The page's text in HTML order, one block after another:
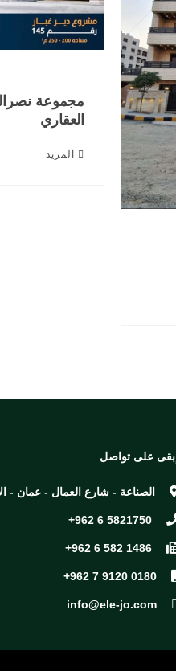
مجموعة
العقاري
إبقى على تواصل
الصناعة - شارع العمال - عمان -
+962 6 5821750
+962 6 582 1486
+962 7 9120 0180
info@ele-jo.com